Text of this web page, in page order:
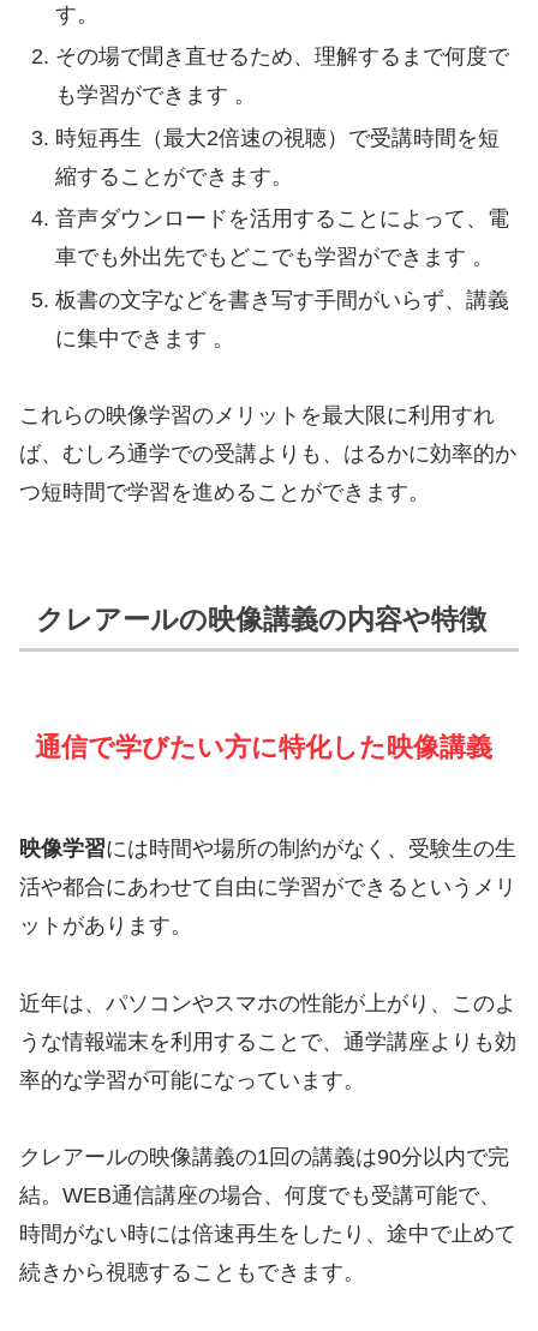
す。
その場で聞き直せるため、理解するまで何度で
も学習ができます 。
時短再生（最大2倍速の視聴）で受講時間を短
縮することができます。
音声ダウンロードを活用することによって、電
車でも外出先でもどこでも学習ができます 。
板書の文字などを書き写す手間がいらず、講義
に集中できます 。
これらの映像学習のメリットを最大限に利用すれ
ば、むしろ通学での受講よりも、はるかに効率的か
つ短時間で学習を進めることができます。
クレアールの映像講義の内容や特徴
通信で学びたい方に特化した映像講義
映像学習には時間や場所の制約がなく、受験生の生
活や都合にあわせて自由に学習ができるというメリ
ットがあります。
近年は、パソコンやスマホの性能が上がり、このよ
うな情報端末を利用することで、通学講座よりも効
率的な学習が可能になっています。
クレアールの映像講義の1回の講義は90分以内で完
結。WEB通信講座の場合、何度でも受講可能で、
時間がない時には倍速再生をしたり、途中で止めて
続きから視聴することもできます。